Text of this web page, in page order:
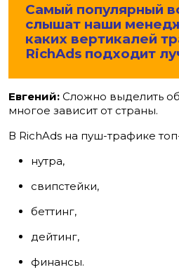
Самый популярный
слышат наши
каких вертикалей
RichAds подходит
Евгений: Сложно выделить
многое зависит от страны.
В RichAds на пуш-трафике
нутра,
свипстейки,
беттинг,
дейтинг,
финансы.